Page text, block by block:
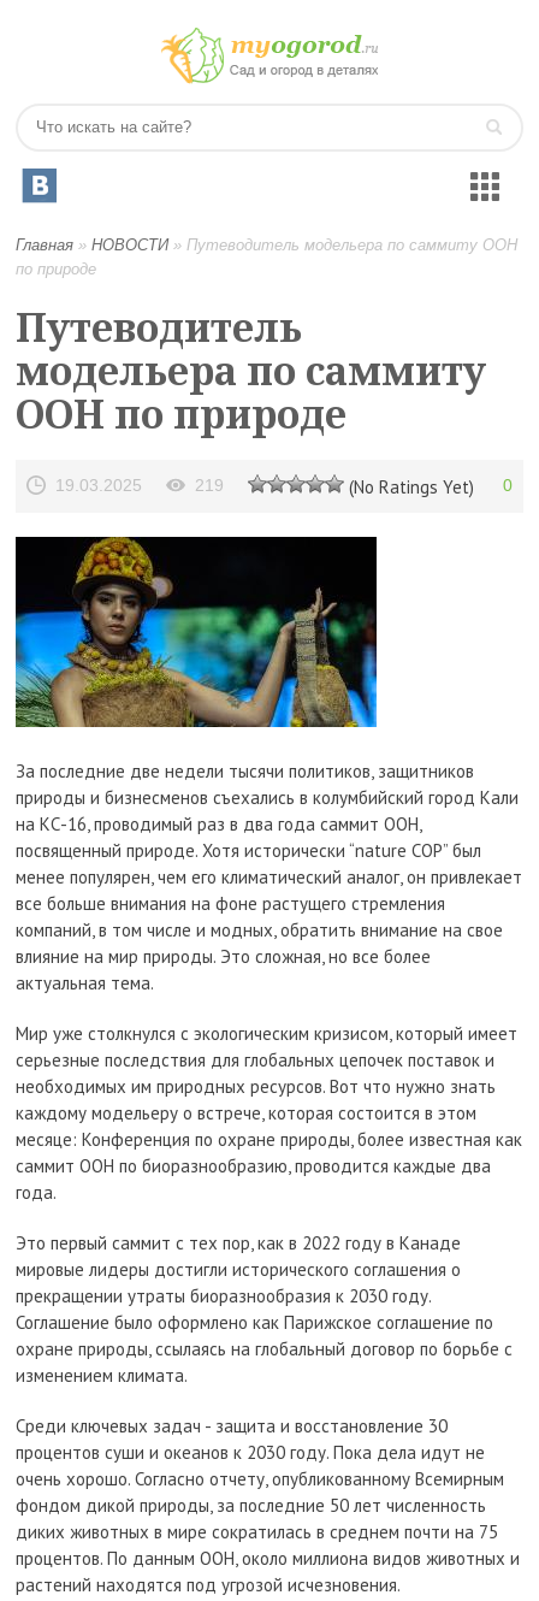
Главная »НОВОСТИ»Путеводитель модельера по саммиту ООН
по природе
Путеводитель
модельера по саммиту
ООН по природе
19.03.2025 219 (No Ratings Yet) 0
За последние две недели тысячи политиков, защитников
природы и бизнесменов съехались в колумбийский город Кали
на КС-16, проводимый раз в два года саммит ООН,
посвященный природе. Хотя исторически “nature COP” был
менее популярен, чем его климатический аналог, он привлекает
все больше внимания на фоне растущего стремления
компаний, в том числе и модных, обратить внимание на свое
влияние на мир природы. Это сложная, но все более
актуальная тема.
Мир уже столкнулся с экологическим кризисом, который имеет
серьезные последствия для глобальных цепочек поставок и
необходимых им природных ресурсов. Вот что нужно знать
каждому модельеру о встрече, которая состоится в этом
месяце: Конференция по охране природы, более известная как
саммит ООН по биоразнообразию, проводится каждые два
года.
Это первый саммит с тех пор, как в 2022 году в Канаде
мировые лидеры достигли исторического соглашения о
прекращении утраты биоразнообразия к 2030 году.
Соглашение было оформлено как Парижское соглашение по
охране природы, ссылаясь на глобальный договор по борьбе с
изменением климата.
Среди ключевых задач - защита и восстановление 30
процентов суши и океанов к 2030 году. Пока дела идут не
очень хорошо. Согласно отчету, опубликованному Всемирным
фондом дикой природы, за последние 50 лет численность
диких животных в мире сократилась в среднем почти на 75
процентов. По данным ООН, около миллиона видов животных и
растений находятся под угрозой исчезновения.